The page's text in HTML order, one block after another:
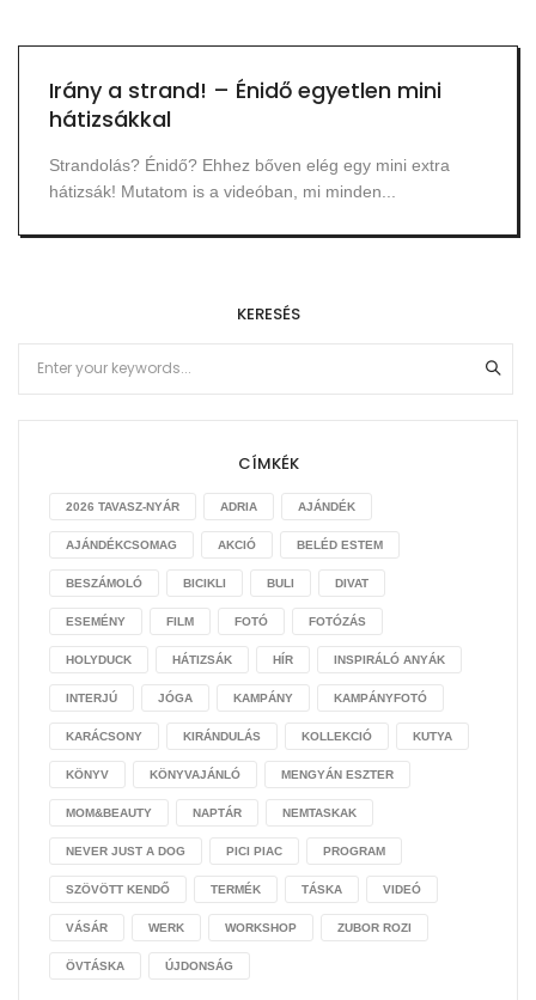
Irány a strand! – Énidő egyetlen mini
hátizsákkal
Strandolás? Énidő? Ehhez bőven elég egy mini extra
hátizsák! Mutatom is a videóban, mi minden...
KERESÉS
CÍMKÉK
2026 TAVASZ-NYÁR ADRIA AJÁNDÉK
AJÁNDÉKCSOMAG AKCIÓ BELÉD ESTEM
BESZÁMOLÓ BICIKLI BULI DIVAT
ESEMÉNY FILM FOTÓ FOTÓZÁS
HOLYDUCK HÁTIZSÁK HÍR INSPIRÁLÓ ANYÁK
INTERJÚ JÓGA KAMPÁNY KAMPÁNYFOTÓ
KARÁCSONY KIRÁNDULÁS KOLLEKCIÓ KUTYA
KÖNYV KÖNYVAJÁNLÓ MENGYÁN ESZTER
MOM&BEAUTY NAPTÁR NEMTASKAK
NEVER JUST A DOG PICI PIAC PROGRAM
SZÖVÖTT KENDŐ TERMÉK TÁSKA VIDEÓ
VÁSÁR WERK WORKSHOP ZUBOR ROZI
ÖVTÁSKA ÚJDONSÁG